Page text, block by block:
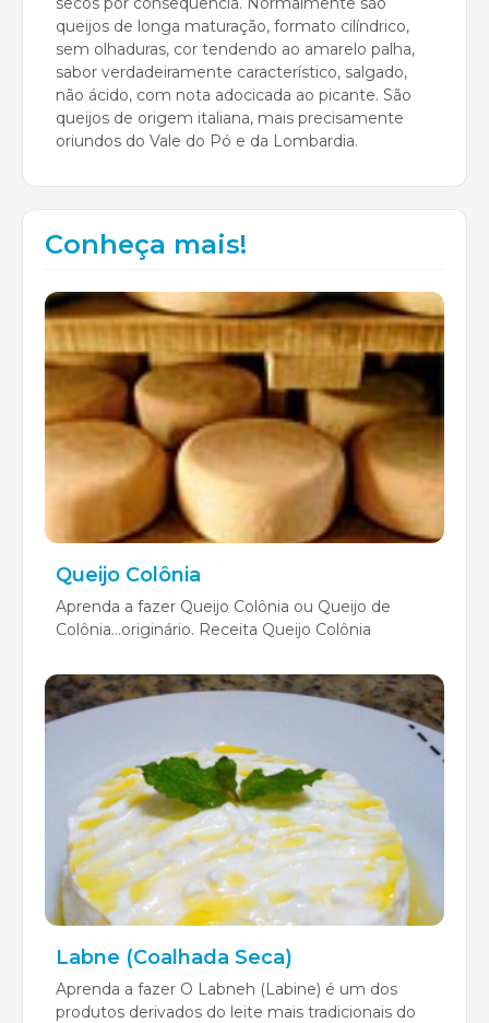
queijos de longa maturação, formato cilíndrico,
sem olhaduras, cor tendendo ao amarelo palha,
sabor verdadeiramente característico, salgado,
não ácido, com nota adocicada ao picante. São
queijos de origem italiana, mais precisamente
oriundos do Vale do Pó e da Lombardia.
Conheça mais!
Queijo Colônia
Aprenda a fazer Queijo Colônia ou Queijo de
Colônia...originário. Receita Queijo Colônia
Labne (Coalhada Seca)
Aprenda a fazer O Labneh (Labine) é um dos
produtos derivados do leite mais tradicionais do